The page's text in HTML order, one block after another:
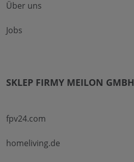
Über uns
Jobs
SKLEP FIRMY MEILON GMBH
fpv24.com
homeliving.de